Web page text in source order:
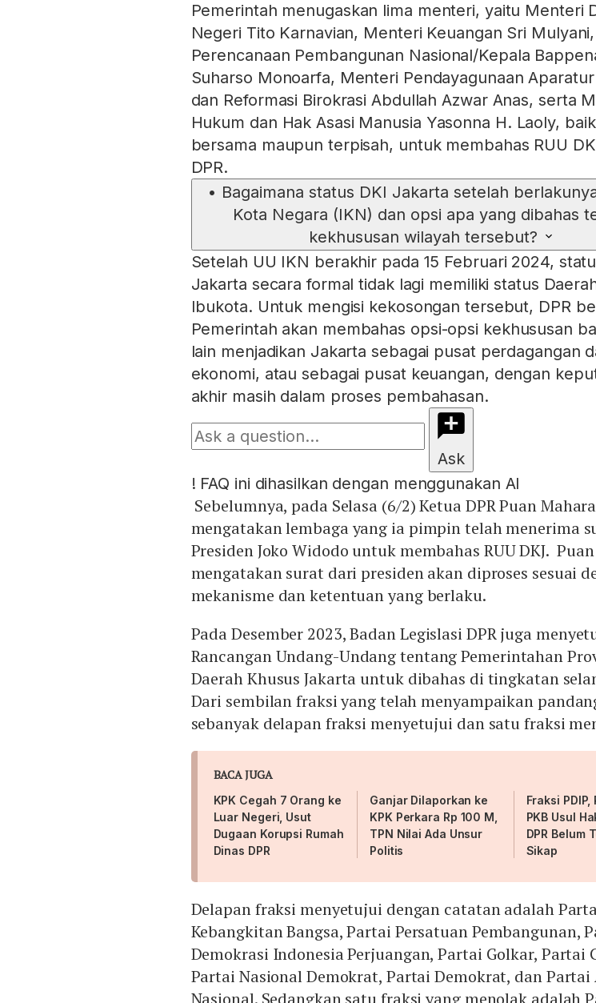
Pemerintah menugaskan lima menteri, yaitu Menteri
Negeri Tito Karnavian, Menteri Keuangan Sri
Perencanaan Pembangunan Nasional/Kepala
Suharso Monoarfa, Menteri Pendayagunaan
dan Reformasi Birokrasi Abdullah Azwar Anas, serta
Hukum dan Hak Asasi Manusia Yasonna H. Laoly,
bersama maupun terpisah, untuk membahas RUU
DPR.
• Bagaimana status DKI Jakarta setelah
Kota Negara (IKN) dan opsi apa yang dibahas
kekhususan wilayah tersebut?
Setelah UU IKN berakhir pada 15 Februari 2024,
Jakarta secara formal tidak lagi memiliki status
Ibukota. Untuk mengisi kekosongan tersebut, DPR
Pemerintah akan membahas opsi-opsi kekhususan
lain menjadikan Jakarta sebagai pusat perdagangan
ekonomi, atau sebagai pusat keuangan, dengan
akhir masih dalam proses pembahasan.
Ask
! FAQ ini dihasilkan dengan menggunakan AI
Sebelumnya, pada Selasa (6/2) Ketua DPR Puan
mengatakan lembaga yang ia pimpin telah menerima
Presiden Joko Widodo untuk membahas RUU DKJ. Puan
mengatakan surat dari presiden akan diproses sesuai
mekanisme dan ketentuan yang berlaku.
Pada Desember 2023, Badan Legislasi DPR juga
Rancangan Undang-Undang tentang Pemerintahan
Daerah Khusus Jakarta untuk dibahas di tingkatan
Dari sembilan fraksi yang telah menyampaikan
sebanyak delapan fraksi menyetujui dan satu fraksi
BACA JUGA
KPK Cegah 7 Orang ke
Luar Negeri, Usut
Dugaan Korupsi Rumah
Dinas DPR
Ganjar Dilaporkan ke
KPK Perkara Rp 100 M,
TPN Nilai Ada Unsur
Politis
Fraksi PDIP,
PKB Usul
DPR Belum
Sikap
Delapan fraksi menyetujui dengan catatan adalah
Kebangkitan Bangsa, Partai Persatuan Pembangunan,
Demokrasi Indonesia Perjuangan, Partai Golkar, Partai
Partai Nasional Demokrat, Partai Demokrat, dan